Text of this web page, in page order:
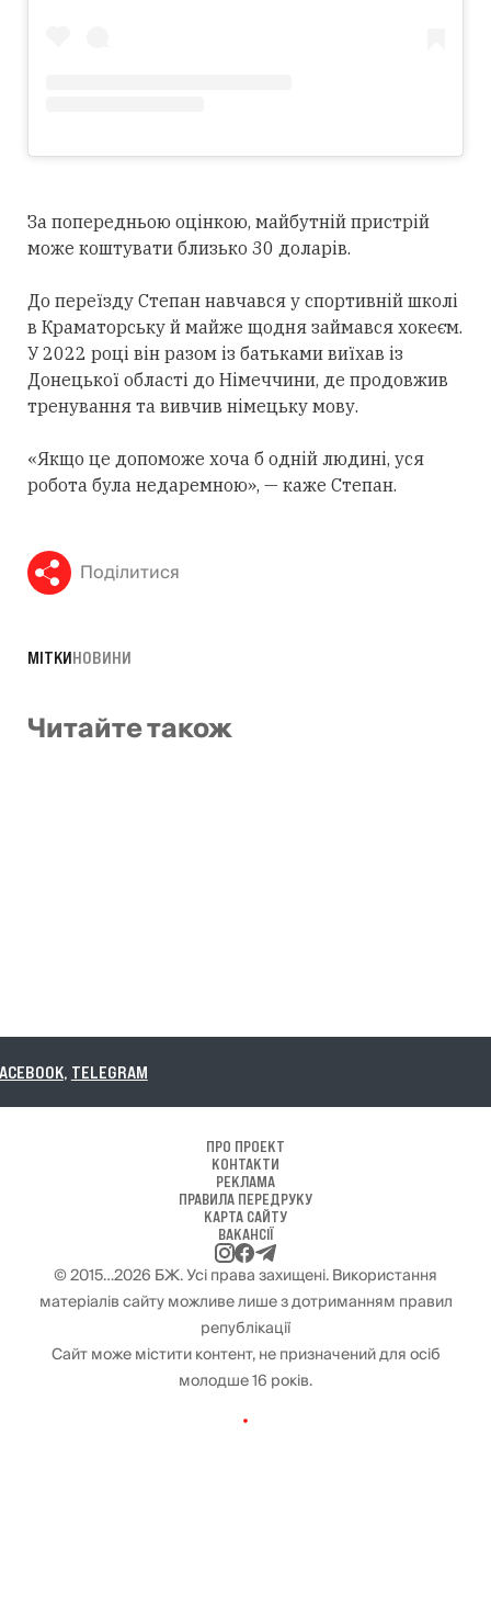
За попередньою оцінкою, майбутній пристрій
може коштувати близько 30 доларів.
До переїзду Степан навчався у спортивній школі
в Краматорську й майже щодня займався хокеєм.
У 2022 році він разом із батьками виїхав із
Донецької області до Німеччини, де продовжив
тренування та вивчив німецьку мову.
«Якщо це допоможе хоча б одній людині, уся
робота була недаремною», — каже Степан.
Поділитися
МІТКИНОВИНИ
Читайте також
TELEGRAM
ПРО ПРОЕКТ
КОНТАКТИ
РЕКЛАМА
ПРАВИЛА ПЕРЕДРУКУ
КАРТА САЙТУ
ВАКАНСІЇ
© 2015…2026 БЖ. Усі права захищені. Використання
матеріалів сайту можливе лише з дотриманням правил
републікації
Сайт може містити контент, не призначений для осіб
молодше 16 років.